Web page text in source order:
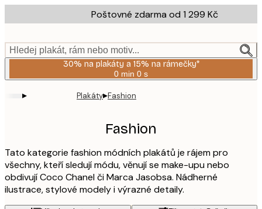
to
content.
Poštovné zdarma od 1 299 Kč
Hledej plakát, rám nebo motiv...
30% na plakáty a 15% na rámečky*
0 min 0 s
Platné
2026-
▸ Plakáty▸Fashion
Fashion
Tato kategorie fashion módních plakátů je rájem pro
všechny, kteří sledují módu, věnují se make-upu nebo
obdivují Coco Chanel či Marca Jasobsa. Nádherné
ilustrace, stylové modely i výrazné detaily.